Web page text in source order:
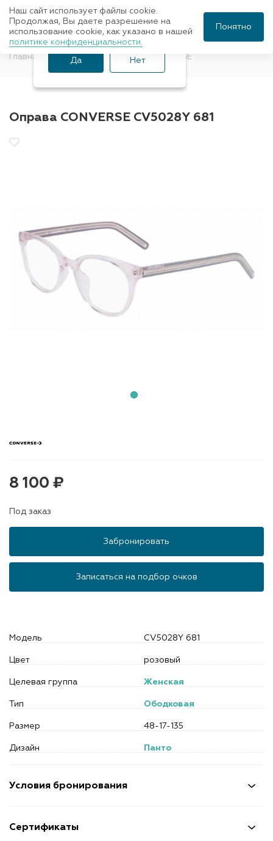
Главная Оправы для очков CONVERSE
Оправа CONVERSE CV5028Y 681
Условия бронирования
Сертификаты
8 100 ₽
Под заказ
Забронировать
Записаться на подбор очков
Модель CV5028Y 681
Цвет розовый
Целевая группа Женская
Тип Ободковая
Размер 48-17-135
Дизайн Панто
Ваш город Санкт-
Петербург?
Да Нет
Наш сайт использует файлы cookie.
Продолжая, Вы даете разрешение на
использование cookie, как указано в нашей
политике конфиденциальности.
Понятно